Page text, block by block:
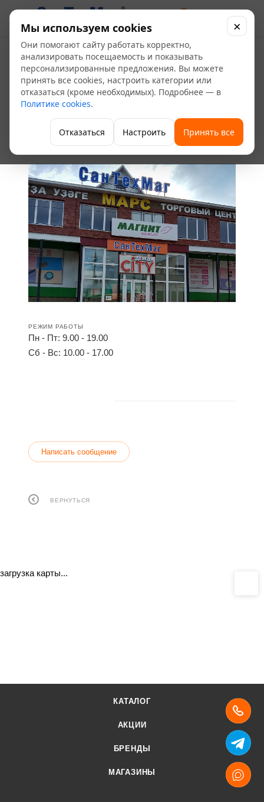
АДРЕС
г. Белебей, ул. Б.М.
Шапошникова, 145
РЕЖИМ РАБОТЫ
Пн - Пт: 9.00 - 19.00
Сб - Вс: 10.00 - 17.00
Написать сообщение
ВЕРНУТЬСЯ
загрузка карты...
КАТАЛОГ
АКЦИИ
БРЕНДЫ
МАГАЗИНЫ
Мы используем cookies
Они помогают сайту работать корректно,
анализировать посещаемость и показывать
персонализированные предложения. Вы можете
принять все cookies, настроить категории или
отказаться (кроме необходимых). Подробнее — в
Политике cookies.
Отказаться Настроить Принять все
×